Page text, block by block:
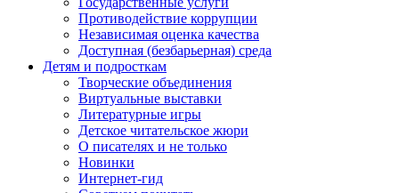
Противодействие коррупции
Независимая оценка качества
Доступная (безбарьерная) среда
Детям и подросткам
Творческие объединения
Виртуальные выставки
Литературные игры
Детское читательское жюри
О писателях и не только
Новинки
Интернет-гид